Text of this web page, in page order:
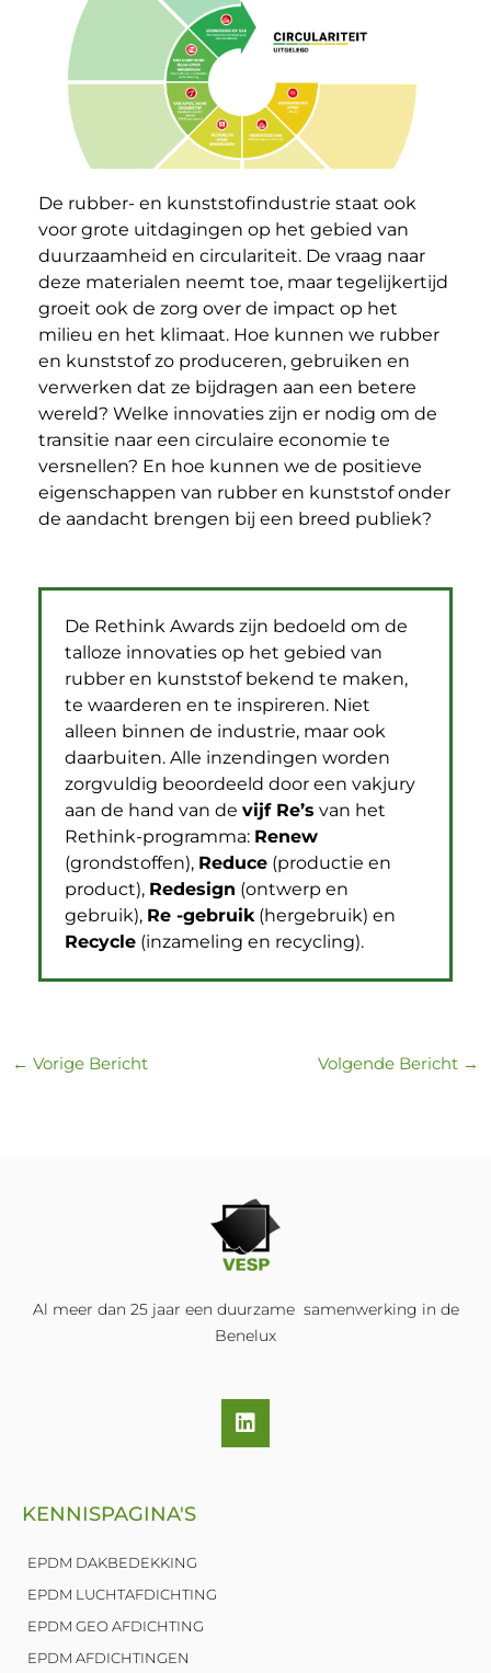
De rubber- en kunststofindustrie staat ook
voor grote uitdagingen op het gebied van
duurzaamheid en circulariteit. De vraag naar
deze materialen neemt toe, maar tegelijkertijd
groeit ook de zorg over de impact op het
milieu en het klimaat. Hoe kunnen we rubber
en kunststof zo produceren, gebruiken en
verwerken dat ze bijdragen aan een betere
wereld? Welke innovaties zijn er nodig om de
transitie naar een circulaire economie te
versnellen? En hoe kunnen we de positieve
eigenschappen van rubber en kunststof onder
de aandacht brengen bij een breed publiek?
De Rethink Awards zijn bedoeld om de
talloze innovaties op het gebied van
rubber en kunststof bekend te maken,
te waarderen en te inspireren. Niet
alleen binnen de industrie, maar ook
daarbuiten. Alle inzendingen worden
zorgvuldig beoordeeld door een vakjury
aan de hand van de vijf Re’s van het
Rethink-programma: Renew
(grondstoffen), Reduce(productie en
product), Redesign (ontwerp en
gebruik), Re -gebruik(hergebruik) en
Recycle(inzameling en recycling).
← Vorige Bericht Volgende Bericht →
Al meer dan 25 jaar een duurzame samenwerking in de
Benelux
L
i
n
KENNISPAGINA'S
EPDM DAKBEDEKKING
EPDM LUCHTAFDICHTING
EPDM GEO AFDICHTING
EPDM AFDICHTINGEN